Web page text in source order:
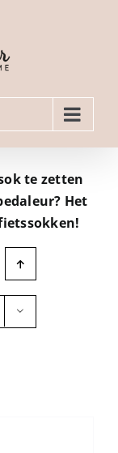
te zetten
Het